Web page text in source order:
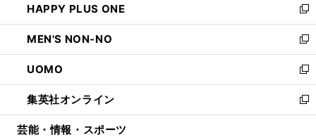
く
で
開
く
ド
ウ
で
開
く
ィ
ン
ド
ウ
で
開
く
い
ウ
ィ
ン
ド
ウ
で
開
HAPPY PLUS ONE
新
し
い
ウ
ィ
ン
ド
ウ
MEN'S NON-NO
新
し
い
ウ
ィ
ン
UOMO
新
し
い
ウ
集英社オンライン
新
し
芸能・情報・スポーツ